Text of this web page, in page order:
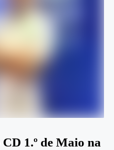
1.º de Maio na